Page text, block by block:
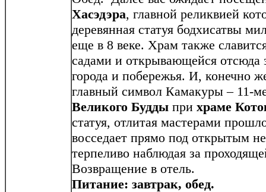
Хасэдэра, главной реликвией
деревянная статуя бодхисатвы
еще в 8 веке. Храм также
садами и открывающейся отсюда
города и побережья. И, конечно
главный символ Камакуры – 11-
Великого Будды при храме
статуя, отлитая мастерами
восседает прямо под открытым
терпеливо наблюдая за
Возвращение в отель.
Питание: завтрак, обед.